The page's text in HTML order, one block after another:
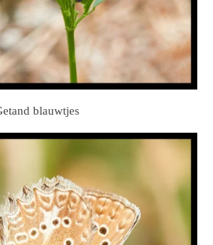
blauwtjes